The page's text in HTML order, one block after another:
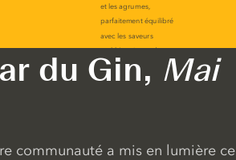
du Gin, Mai
communauté a mis en lumière ce